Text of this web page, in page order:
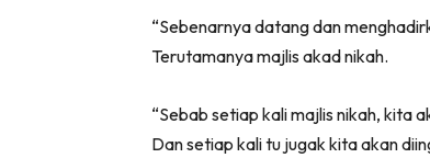
“Sebenarnya datang dan
Terutamanya majlis akad nikah.
“Sebab setiap kali majlis nikah, kita
Dan setiap kali tu jugak kita akan